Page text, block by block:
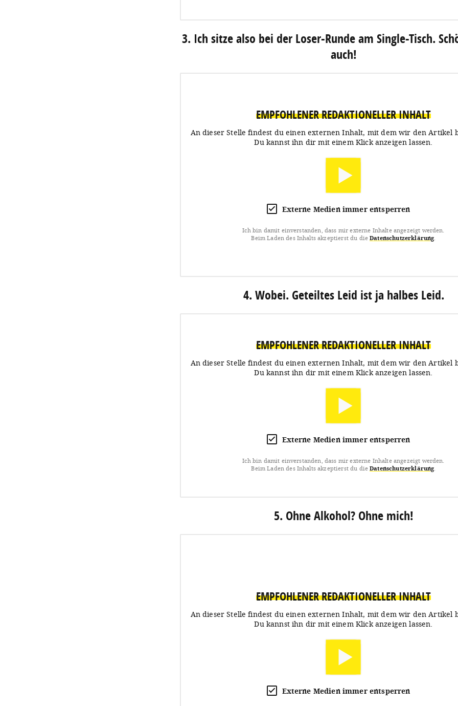
3. Ich sitze also bei der Loser-Runde am Single-Tisch.
auch!
EMPFOHLENER REDAKTIONELLER INHALT
An dieser Stelle findest du einen externen Inhalt, mit dem wir den Artikel
Du kannst ihn dir mit einem Klick anzeigen lassen.
Externe Medien immer entsperren
Ich bin damit einverstanden, dass mir externe Inhalte angezeigt werden.
Beim Laden des Inhalts akzeptierst du dieDatenschutzerklärung
4. Wobei. Geteiltes Leid ist ja halbes Leid.
EMPFOHLENER REDAKTIONELLER INHALT
An dieser Stelle findest du einen externen Inhalt, mit dem wir den Artikel
Du kannst ihn dir mit einem Klick anzeigen lassen.
Externe Medien immer entsperren
Ich bin damit einverstanden, dass mir externe Inhalte angezeigt werden.
Beim Laden des Inhalts akzeptierst du dieDatenschutzerklärung.
5. Ohne Alkohol? Ohne mich!
EMPFOHLENER REDAKTIONELLER INHALT
An dieser Stelle findest du einen externen Inhalt, mit dem wir den Artikel
Du kannst ihn dir mit einem Klick anzeigen lassen.
Externe Medien immer entsperren